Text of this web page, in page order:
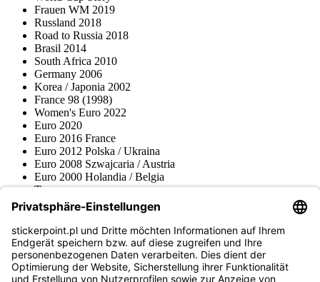
Frauen WM 2019
Russland 2018
Road to Russia 2018
Brasil 2014
South Africa 2010
Germany 2006
Korea / Japonia 2002
France 98 (1998)
Women's Euro 2022
Euro 2020
Euro 2016 France
Euro 2012 Polska / Ukraina
Euro 2008 Szwajcaria / Austria
Euro 2000 Holandia / Belgia
Topps
Blue Ocean
Pokémon
Różne serie
Akcesoria
Merchandise
Muzeum produktów